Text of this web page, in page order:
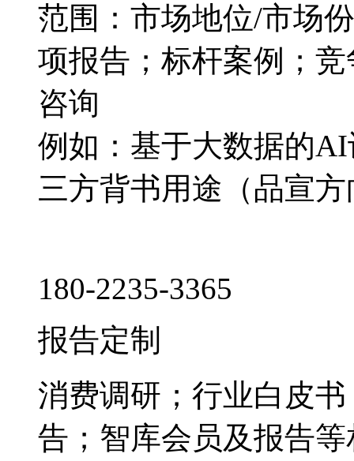
范围：市场地位/市场
项报告；标杆案例；
咨询
例如：基于大数据的
三方背书用途（品宣
180-2235-3365
报告定制
消费调研；行业白皮
告；智库会员及报告